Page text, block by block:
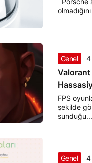
Genel 4
Valorant
FPS
şekilde
sunduğu...
Genel 4